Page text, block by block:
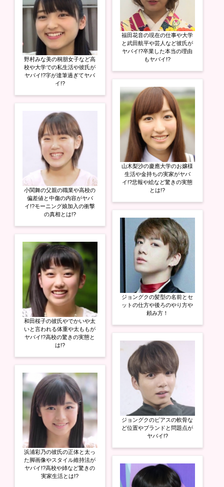
野村みな美の桐朋女子など高
校や大学での私生活や彼氏が
ヤバイ!?字が達筆過ぎてヤバ
イ!?
小関舞の父親の職業や高校の
偏差値と中傷の内容がヤバ
イ!?モーニング娘加入の衝撃
の真相とは!?
和田桜子の彼氏やでかいや太
いと言われる体重や太ももが
ヤバイ!?高校の驚きの実態と
は!?
浜浦彩乃の彼氏の正体と太っ
た脚画像やスタイル維持法が
ヤバイ!?高校や姉など驚きの
実家生活とは!?
福田花音の現在の仕事や大学
と武田航平や芸人など彼氏が
ヤバイ!?卒業した本当の理由
もヤバイ!?
山木梨沙の慶應大学のお嬢様
生活や金持ちの実家がヤバ
イ!?悲報や絵など驚きの実態
とは!?
ジョングクの髪型の名前とセ
ットの仕方や後ろのやり方や
頼み方！
ジョングクのピアスの軟骨な
ど位置やブランドと問題点が
ヤバイ!?